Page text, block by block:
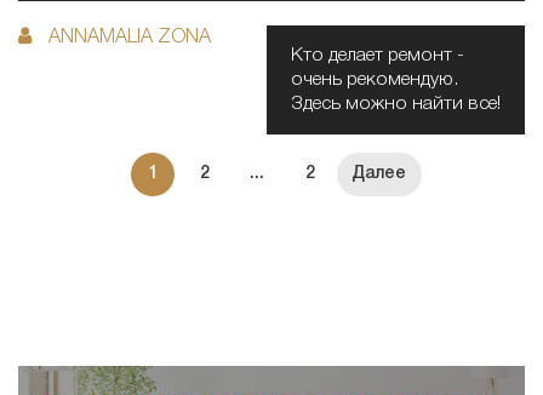
ANNAMALIA ZONA
Кто делает ремонт -
очень рекомендую.
Здесь можно найти все!
1 2 ... 2